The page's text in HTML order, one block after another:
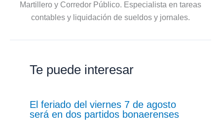
Martillero y Corredor Público. Especialista en tareas
contables y liquidación de sueldos y jornales.
Te puede interesar
El feriado del viernes 7 de agosto
será en dos partidos bonaerenses